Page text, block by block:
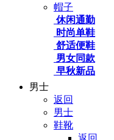
帽子
休闲通勤
时尚单鞋
舒适便鞋
男女同款
早秋新品
男士
返回
男士
鞋靴
返回